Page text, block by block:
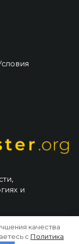
и
качества
с Политика